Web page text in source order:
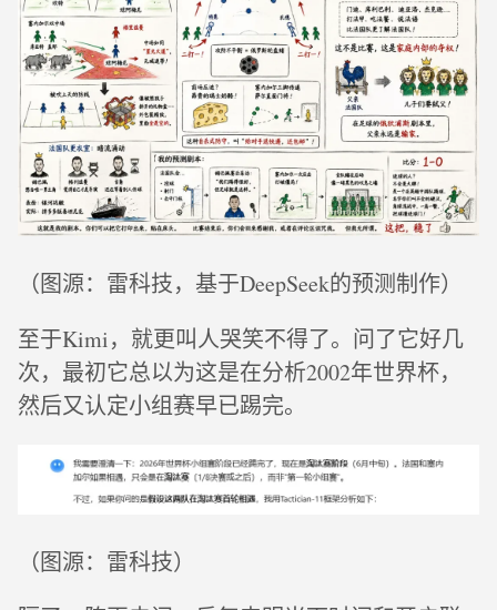
（图源：雷科技，基于DeepSeek的预测制作）
至于Kimi，就更叫人哭笑不得了。问了它好几
次，最初它总以为这是在分析2002年世界杯，
然后又认定小组赛早已踢完。
（图源：雷科技）